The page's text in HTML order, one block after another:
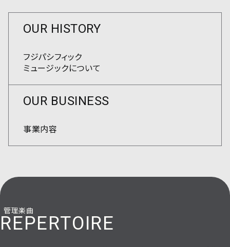
OUR HISTORY
フジパシフィック
ミュージックについて
OUR BUSINESS
事業内容
REPERTOIRE
管理楽曲